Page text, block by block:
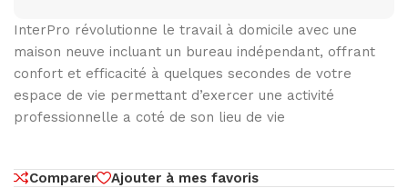
InterPro révolutionne le travail à domicile avec une
maison neuve incluant un bureau indépendant, offrant
confort et efficacité à quelques secondes de votre
espace de vie permettant d’exercer une activité
professionnelle a coté de son lieu de vie
Comparer Ajouter à mes favoris